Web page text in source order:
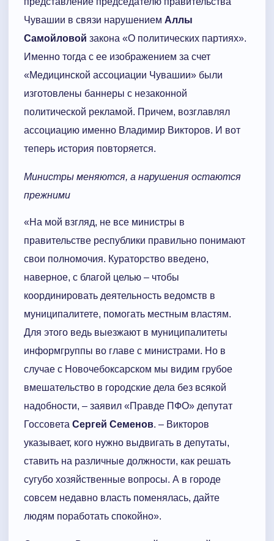
Чувашии в связи нарушением Аллы
Самойловой закона «О политических партиях».
Именно тогда с ее изображением за счет
«Медицинской ассоциации Чувашии» были
изготовлены баннеры с незаконной
политической рекламой. Причем, возглавлял
ассоциацию именно Владимир Викторов. И вот
теперь история повторяется.
Министры меняются, а нарушения остаются
прежними
«На мой взгляд, не все министры в
правительстве республики правильно понимают
свои полномочия. Кураторство введено,
наверное, с благой целью – чтобы
координировать деятельность ведомств в
муниципалитете, помогать местным властям.
Для этого ведь выезжают в муниципалитеты
информгруппы во главе с министрами. Но в
случае с Новочебоксарском мы видим грубое
вмешательство в городские дела без всякой
надобности, – заявил «Правде ПФО» депутат
Госсовета Сергей Семенов. – Викторов
указывает, кого нужно выдвигать в депутаты,
ставить на различные должности, как решать
сугубо хозяйственные вопросы. А в городе
совсем недавно власть поменялась, дайте
людям поработать спокойно».